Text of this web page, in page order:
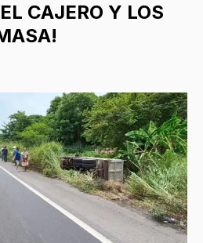
CAJERO Y LOS